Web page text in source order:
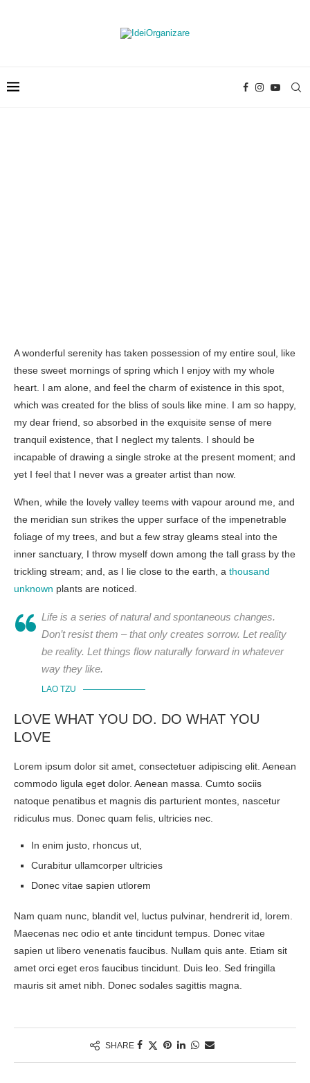
A wonderful serenity has taken possession of my entire soul, like
these sweet mornings of spring which I enjoy with my whole
heart. I am alone, and feel the charm of existence in this spot,
which was created for the bliss of souls like mine. I am so happy,
my dear friend, so absorbed in the exquisite sense of mere
tranquil existence, that I neglect my talents. I should be
incapable of drawing a single stroke at the present moment; and
yet I feel that I never was a greater artist than now.
When, while the lovely valley teems with vapour around me, and
the meridian sun strikes the upper surface of the impenetrable
foliage of my trees, and but a few stray gleams steal into the
inner sanctuary, I throw myself down among the tall grass by the
trickling stream; and, as I lie close to the earth, a thousand
unknown plants are noticed.
Life is a series of natural and spontaneous changes.
Don’t resist them – that only creates sorrow. Let reality
be reality. Let things flow naturally forward in whatever
way they like.
LAO TZU
LOVE WHAT YOU DO. DO WHAT YOU
LOVE
Lorem ipsum dolor sit amet, consectetuer adipiscing elit. Aenean
commodo ligula eget dolor. Aenean massa. Cumto sociis
natoque penatibus et magnis dis parturient montes, nascetur
ridiculus mus. Donec quam felis, ultricies nec.
In enim justo, rhoncus ut,
Curabitur ullamcorper ultricies
Donec vitae sapien utlorem
Nam quam nunc, blandit vel, luctus pulvinar, hendrerit id, lorem.
Maecenas nec odio et ante tincidunt tempus. Donec vitae
sapien ut libero venenatis faucibus. Nullam quis ante. Etiam sit
amet orci eget eros faucibus tincidunt. Duis leo. Sed fringilla
mauris sit amet nibh. Donec sodales sagittis magna.
SHARE